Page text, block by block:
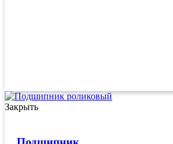
Закрыть